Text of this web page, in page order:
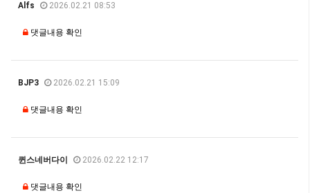
Alfs 2026.02.21 08:53
댓글내용 확인
BJP3 2026.02.21 15:09
댓글내용 확인
퀸스네버다이 2026.02.22 12:17
댓글내용 확인